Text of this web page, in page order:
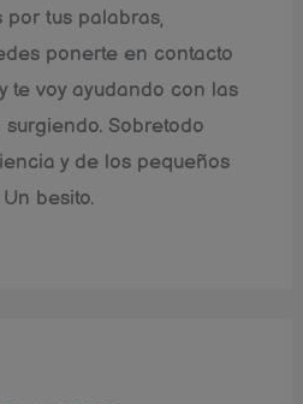
por tus palabras,
ponerte en contacto
te voy ayudando con las
Sobretodo
y de los pequeños
besito.